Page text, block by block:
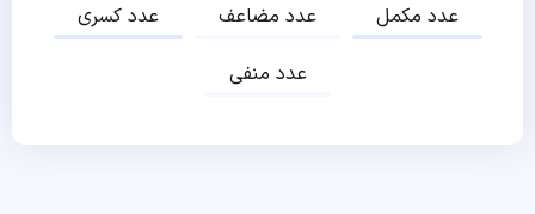
عدد کسری
عدد مضاعف
عدد مکمل
عدد منفی